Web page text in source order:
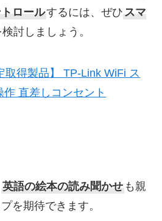
ロールするには、ぜひ スマ
討しましょう。
取得製品】 TP-Link WiFi ス
直差しコンセント
英語の絵本の読み聞かせ も親
を期待できます。